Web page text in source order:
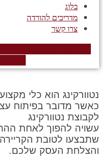
בלוג
מדריכים להורדה
צרו קשר
נטוורקינג הוא כלי
כאשר מדובר בפיתוח
לקבוצת נטוורקינג
עשויה להפוך לאחת
שתבצעו לטובת
והצלחת העסק שלכם.